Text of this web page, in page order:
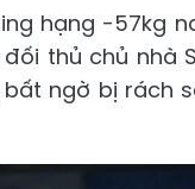
hạng -57kg
thủ chủ nhà
ngờ bị rách